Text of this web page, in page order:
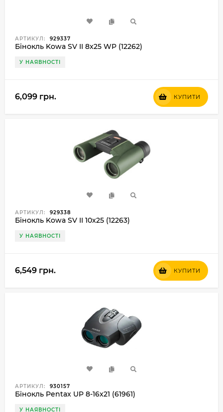
АРТИКУЛ: 929337
Бінокль Kowa SV II 8x25 WP (12262)
У НАЯВНОСТІ
6,099 грн. КУПИТИ
АРТИКУЛ: 929338
Бінокль Kowa SV II 10x25 (12263)
У НАЯВНОСТІ
6,549 грн. КУПИТИ
АРТИКУЛ: 930157
Бінокль Pentax UP 8-16x21 (61961)
У НАЯВНОСТІ